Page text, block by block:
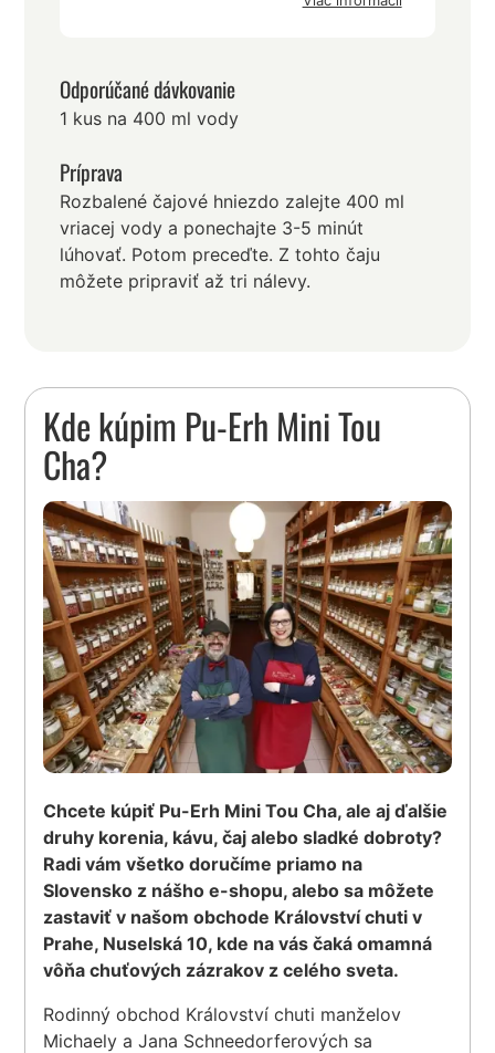
Odporúčané dávkovanie
1 kus na 400 ml vody
Príprava
Rozbalené čajové hniezdo zalejte 400 ml
vriacej vody a ponechajte 3-5 minút
lúhovať. Potom preceďte. Z tohto čaju
môžete pripraviť až tri nálevy.
Kde kúpim Pu-Erh Mini Tou
Cha?
Chcete kúpiť Pu-Erh Mini Tou Cha, ale aj ďalšie
druhy korenia, kávu, čaj alebo sladké dobroty?
Radi vám všetko doručíme priamo na
Slovensko z nášho e-shopu, alebo sa môžete
zastaviť v našom obchode Království chuti v
Prahe, Nuselská 10, kde na vás čaká omamná
vôňa chuťových zázrakov z celého sveta.
Rodinný obchod Království chuti manželov
Michaely a Jana Schneedorferových sa